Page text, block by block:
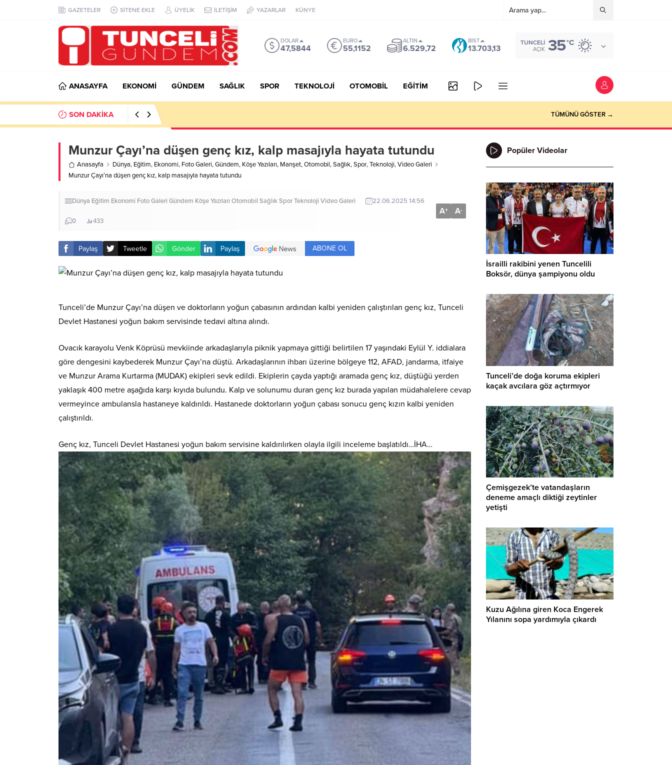
GAZETELER SİTENE EKLE ÜYELİK İLETİŞİM YAZARLAR KÜNYE
DOLAR
47,5844
EURO
55,1152
ALTIN
6.529,72
BIST
13.703,13
TUNCELI
AÇIK 35°C
ANASAYFA EKONOMİ GÜNDEM SAĞLIK SPOR TEKNOLOJİ OTOMOBİL EĞİTİM
SON DAKİKA TÜMÜNÜ GÖSTER →
Munzur Çayı’na düşen genç kız, kalp masajıyla hayata tutundu
Anasayfa Dünya, Eğitim, Ekonomi, Foto Galeri,Gündem, Köşe Yazıları, Manşet,Otomobil,Sağlık,Spor,Teknoloji,Video Galeri
Munzur Çayı’na düşen genç kız, kalp masajıyla hayata tutundu
Dünya Eğitim Ekonomi Foto Galeri Gündem Köşe Yazıları Otomobil SağlıkSporTeknoloji Video Galeri 22.06.2025 14:56
0 433
A+ A-
Paylaş Tweetle Gönder Paylaş ABONE OL
Tunceli’de Munzur Çayı’na düşen ve doktorların yoğun çabasının ardından kalbi yeniden çalıştırılan genç kız, Tunceli
Devlet Hastanesi yoğun bakım servisinde tedavi altına alındı.
Ovacık karayolu Venk Köprüsü mevkiinde arkadaşlarıyla piknik yapmaya gittiği belirtilen 17 yaşındaki Eylül Y. iddialara
göre dengesini kaybederek Munzur Çayı’na düştü. Arkadaşlarının ihbarı üzerine bölgeye 112, AFAD, jandarma, itfaiye
ve Munzur Arama Kurtarma (MUDAK) ekipleri sevk edildi. Ekiplerin çayda yaptığı aramada genç kız, düştüğü yerden
yaklaşık 400 metre aşağıda karşı kıyıda bulundu. Kalp ve solunumu duran genç kız burada yapılan müdahalelere cevap
vermeyince ambulansla hastaneye kaldırıldı. Hastanede doktorların yoğun çabası sonucu genç kızın kalbi yeniden
çalıştırıldı.
Genç kız, Tunceli Devlet Hastanesi yoğun bakım servisine kaldırılırken olayla ilgili inceleme başlatıldı…İHA…
Popüler Videolar
İsrailli rakibini yenen Tuncelili
Boksör, dünya şampiyonu oldu
Tunceli’de doğa koruma ekipleri
kaçak avcılara göz açtırmıyor
Çemişgezek’te vatandaşların
deneme amaçlı diktiği zeytinler
yetişti
Kuzu Ağılına giren Koca Engerek
Yılanını sopa yardımıyla çıkardı